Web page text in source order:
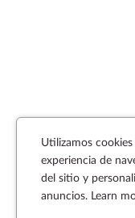
Utilizamos
experiencia de
del sitio y
anuncios. Learn